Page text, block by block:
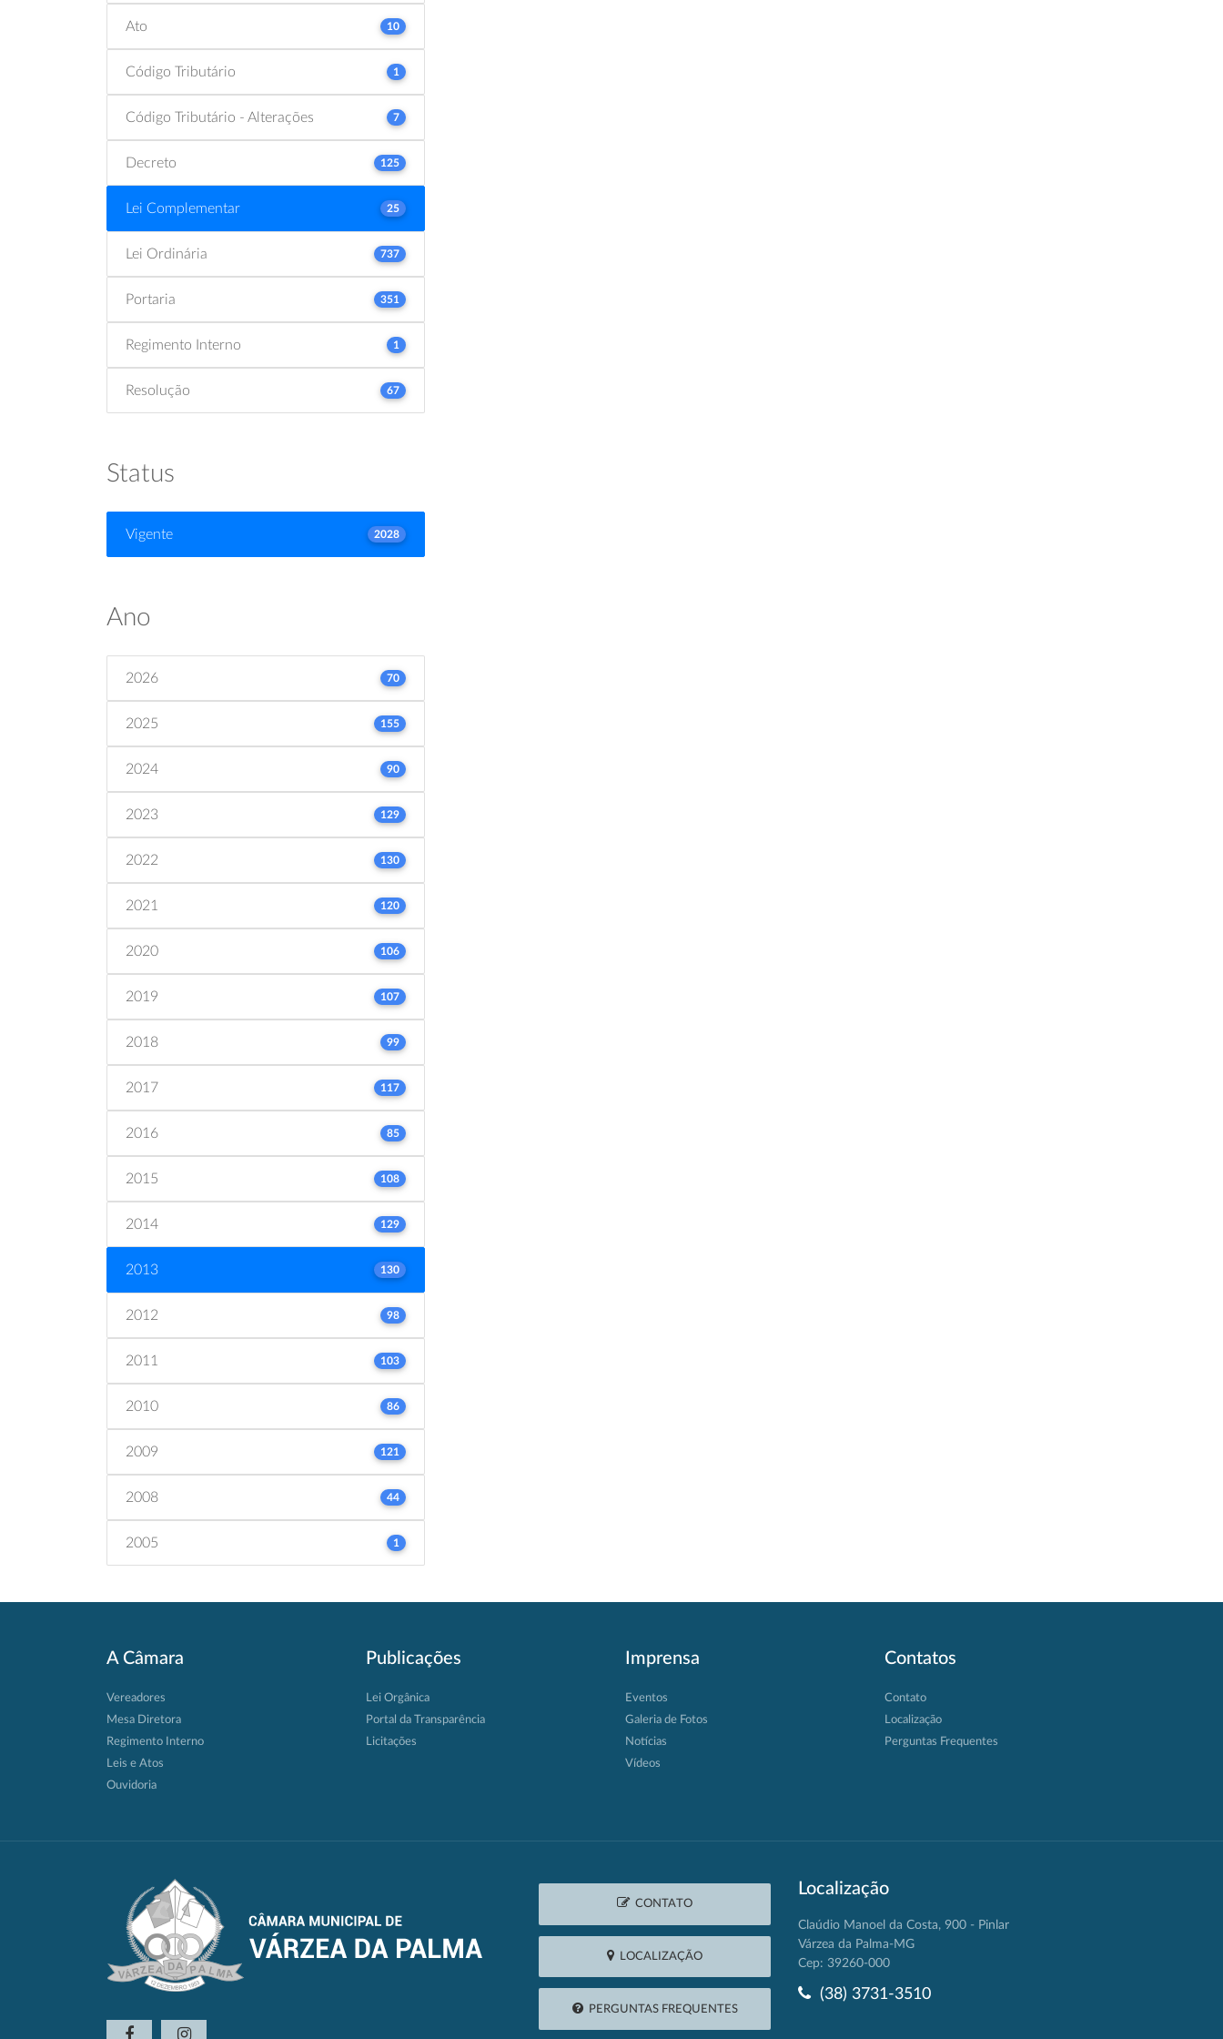
Ato 10
Código Tributário 1
Código Tributário - Alterações 7
Decreto 125
Lei Complementar 25
Lei Ordinária 737
Portaria 351
Regimento Interno 1
Resolução 67
Status
Vigente 2028
Ano
2026 70
2025 155
2024 90
2023 129
2022 130
2021 120
2020 106
2019 107
2018 99
2017 117
2016 85
2015 108
2014 129
2013 130
2012 98
2011 103
2010 86
2009 121
2008 44
2005 1
A Câmara
Vereadores
Mesa Diretora
Regimento Interno
Leis e Atos
Ouvidoria
Publicações
Lei Orgânica
Portal da Transparência
Licitações
Imprensa
Eventos
Galeria de Fotos
Notícias
Vídeos
Contatos
Contato
Localização
Perguntas Frequentes
CONTATO
LOCALIZAÇÃO
PERGUNTAS FREQUENTES
Localização
Claúdio Manoel da Costa, 900 - Pinlar
Várzea da Palma-MG
Cep: 39260-000
(38) 3731-3510